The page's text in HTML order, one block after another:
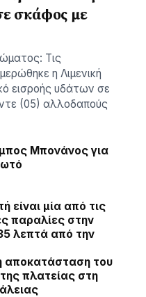
σκάφος με
Τις
η Λιμενική
εισροής υδάτων σε
(05) αλλοδαπούς
Μπονάνος για
είναι μία από τις
παραλίες στην
λεπτά από την
αποκατάσταση του
πλατείας στη